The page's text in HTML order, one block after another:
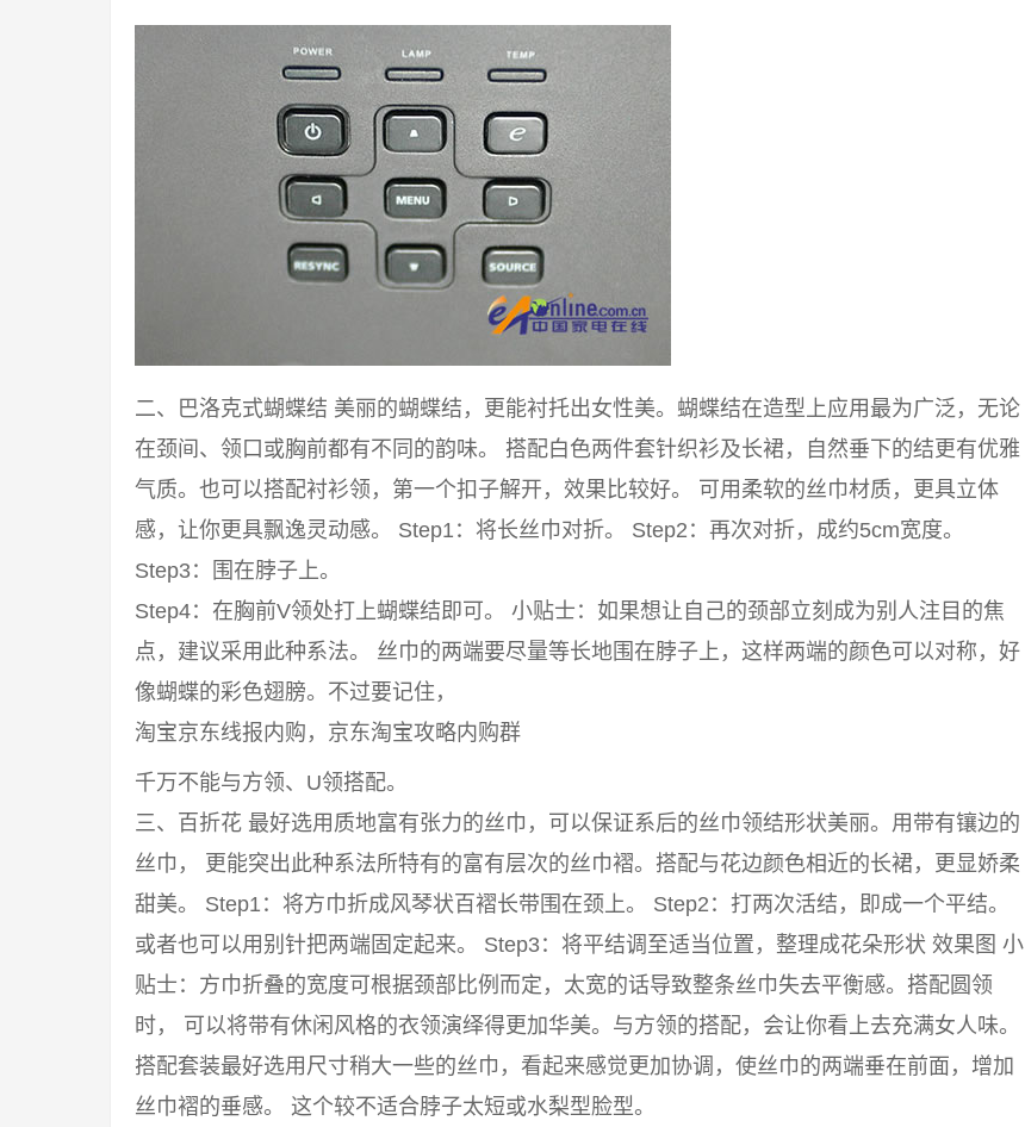
二、巴洛克式蝴蝶结 美丽的蝴蝶结，更能衬托出女性美。蝴蝶结在造型上应用最为广泛，无论
在颈间、领口或胸前都有不同的韵味。 搭配白色两件套针织衫及长裙，自然垂下的结更有优雅
气质。也可以搭配衬衫领，第一个扣子解开，效果比较好。 可用柔软的丝巾材质，更具立体
感，让你更具飘逸灵动感。 Step1：将长丝巾对折。 Step2：再次对折，成约5cm宽度。
Step3：围在脖子上。
Step4：在胸前V领处打上蝴蝶结即可。 小贴士：如果想让自己的颈部立刻成为别人注目的焦
点，建议采用此种系法。 丝巾的两端要尽量等长地围在脖子上，这样两端的颜色可以对称，好
像蝴蝶的彩色翅膀。不过要记住，
淘宝京东线报内购，京东淘宝攻略内购群
千万不能与方领、U领搭配。
三、百折花 最好选用质地富有张力的丝巾，可以保证系后的丝巾领结形状美丽。用带有镶边的
丝巾， 更能突出此种系法所特有的富有层次的丝巾褶。搭配与花边颜色相近的长裙，更显娇柔
甜美。 Step1：将方巾折成风琴状百褶长带围在颈上。 Step2：打两次活结，即成一个平结。
或者也可以用别针把两端固定起来。 Step3：将平结调至适当位置，整理成花朵形状 效果图 小
贴士：方巾折叠的宽度可根据颈部比例而定，太宽的话导致整条丝巾失去平衡感。搭配圆领
时， 可以将带有休闲风格的衣领演绎得更加华美。与方领的搭配，会让你看上去充满女人味。
搭配套装最好选用尺寸稍大一些的丝巾，看起来感觉更加协调，使丝巾的两端垂在前面，增加
丝巾褶的垂感。 这个较不适合脖子太短或水梨型脸型。